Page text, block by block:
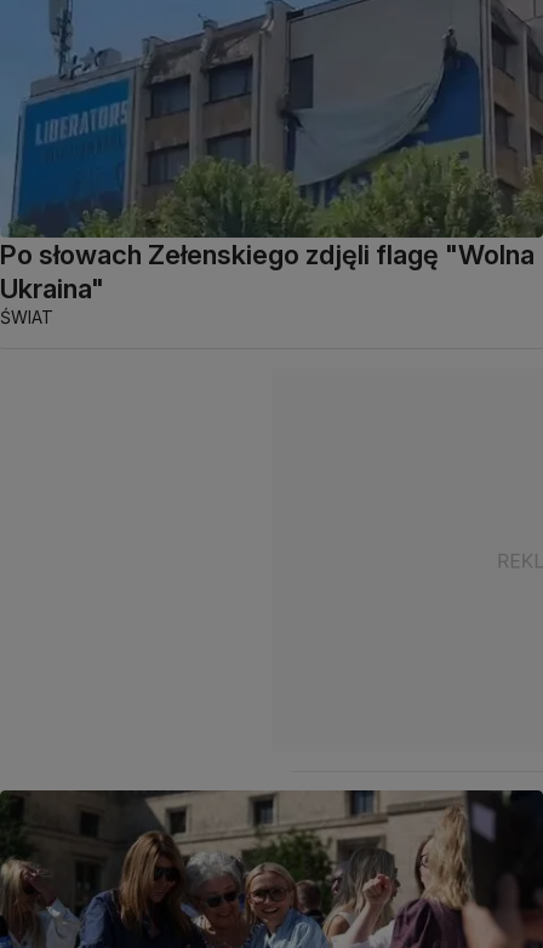
Po słowach Zełenskiego zdjęli flagę "Wolna
Ukraina"
ŚWIAT